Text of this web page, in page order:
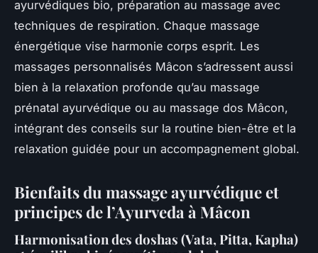
ayurvédiques bio, préparation au massage avec
techniques de respiration. Chaque massage
énergétique vise harmonie corps esprit. Les
massages personnalisés Mâcon s’adressent aussi
bien à la relaxation profonde qu’au massage
prénatal ayurvédique ou au massage dos Mâcon,
intégrant des conseils sur la routine bien-être et la
relaxation guidée pour un accompagnement global.
Bienfaits du massage ayurvédique et
principes de l’Ayurveda à Mâcon
Harmonisation des doshas (Vata, Pitta, Kapha)